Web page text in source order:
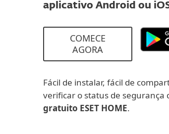
aplicativo Android ou
COMECE
AGORA
Fácil de instalar, fácil de
verificar o status de segurança
gratuito ESET HOME.